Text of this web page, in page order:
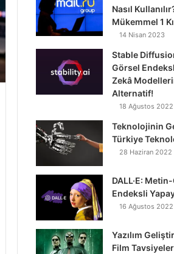
Nasıl
Mükemmel 1
14 Nisan 2023
Stable
Görsel
Zekâ
Alternatif!
18 Ağustos 2022
Teknolojinin
Türkiye
28 Haziran 2022
DALL·E:
Endeksli
16 Ağustos 2022
Yazılım
Film